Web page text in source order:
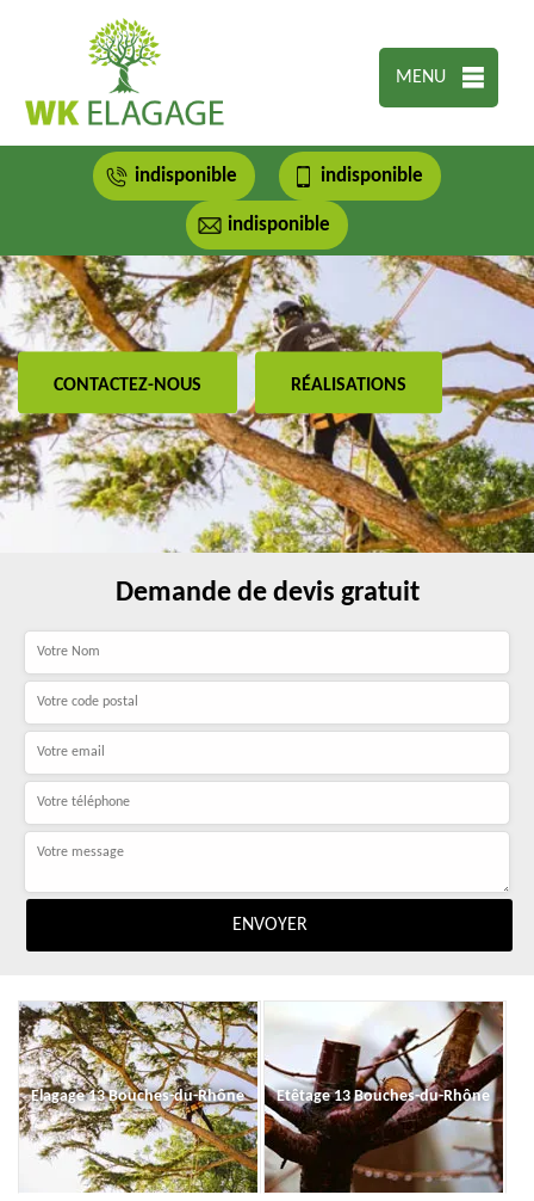
MENU
indisponible indisponible
indisponible
CONTACTEZ-NOUS RÉALISATIONS
Demande de devis gratuit
Elagage 13 Bouches-du-Rhône Etêtage 13 Bouches-du-Rhône